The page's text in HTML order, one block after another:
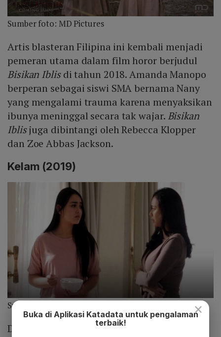
Sumber foto: MD Pictures
Artis blasteran Filipina ini kembali menjadi
pemeran utama dalam film horor berjudul
Bisikan Iblisdi tahun 2018. Amanda Manopo
berperan sebagai siswi SMA bernama Nany
yang mengalami trauma karena menyaksikan
ibunya meninggal secara tak wajar. Bisikan
Iblisjuga dibintangi oleh Rebecca Klopper
dan Zoe Abbas Jackson.
Kelam (2019)
Sumber foto: Kelam Movie
Di film horor berjudulKelam
×
Buka di Aplikasi Katadata untuk pengalaman
terbaik!